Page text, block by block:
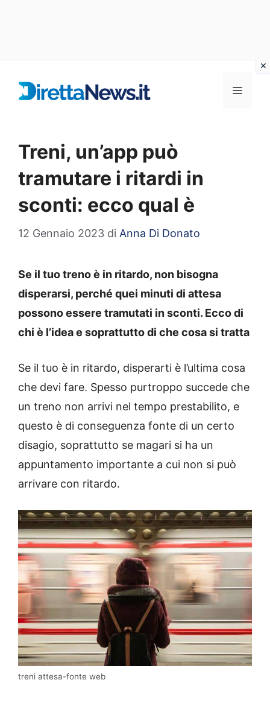
Menu
Treni, un’app può
tramutare i ritardi in
sconti: ecco qual è
12 Gennaio 2023 di Anna Di Donato
Se il tuo treno è in ritardo, non bisogna
disperarsi, perché quei minuti di attesa
possono essere tramutati in sconti. Ecco di
chi è l’idea e soprattutto di che cosa si tratta
Se il tuo è in ritardo, disperarti è l’ultima cosa
che devi fare. Spesso purtroppo succede che
un treno non arrivi nel tempo prestabilito, e
questo è di conseguenza fonte di un certo
disagio, soprattutto se magari si ha un
appuntamento importante a cui non si può
arrivare con ritardo.
treni attesa-fonte web